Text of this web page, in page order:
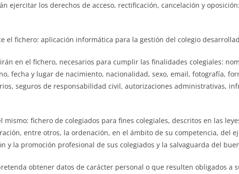
ejercitar los derechos de acceso, rectificación, cancelación y
el fichero: aplicación informática para la gestión del colegio
en el fichero, necesarios para cumplir las finalidades colegiales:
fecha y lugar de nacimiento, nacionalidad, sexo, email, fotografía,
seguros de responsabilidad civil, autorizaciones administrativas,
fichero de colegiados para fines colegiales, descritos en las
entre otros, la ordenación, en el ámbito de su competencia, del
y la promoción profesional de sus colegiados y la salvaguarda del
obtener datos de carácter personal o que resulten obligados